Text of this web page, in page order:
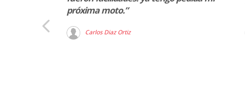
próxima moto.”
Carlos Diaz Ortiz